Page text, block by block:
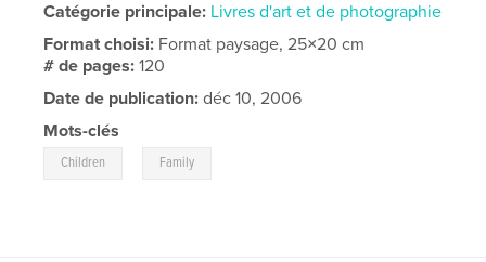
Catégorie principale: Livres d'art et de photographie
Format choisi: Format paysage, 25×20 cm
# de pages:120
Date de publication: déc 10, 2006
Mots-clés
Children Family